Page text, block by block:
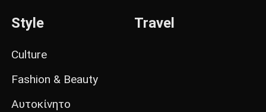
Style
Culture
Fashion & Beauty
Αυτοκίνητο
Travel